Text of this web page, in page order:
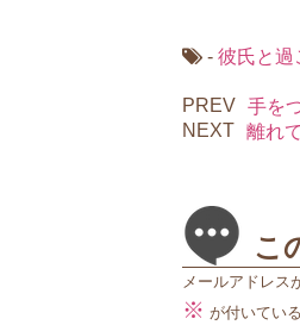
- 彼氏と過
PREV 手を
NEXT 離れ
こ
メールアドレス
※ が付いてい